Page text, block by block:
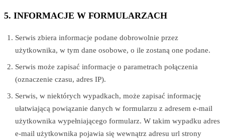
5. INFORMACJE W FORMULARZACH
Serwis zbiera informacje podane dobrowolnie przez
użytkownika, w tym dane osobowe, o ile zostaną one podane.
Serwis może zapisać informacje o parametrach połączenia
(oznaczenie czasu, adres IP).
Serwis, w niektórych wypadkach, może zapisać informację
ułatwiającą powiązanie danych w formularzu z adresem e-mail
użytkownika wypełniającego formularz. W takim wypadku adres
e-mail użytkownika pojawia się wewnątrz adresu url strony